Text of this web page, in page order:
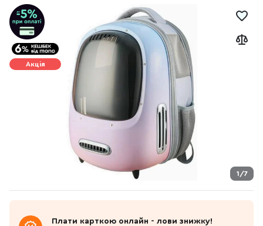
1/7
Акція
Плати карткою онлайн - лови знижку!